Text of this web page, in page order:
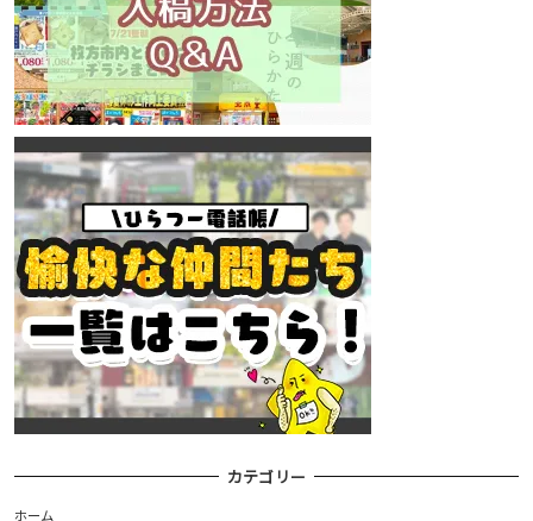
カテゴリー
ホーム